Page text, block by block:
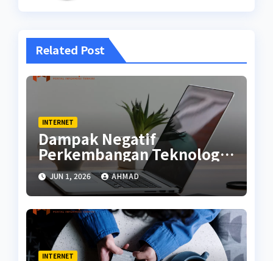
Related Post
INTERNET
Dampak Negatif
Perkembangan Teknologi
di Masa Kini
JUN 1, 2026 AHMAD
INTERNET